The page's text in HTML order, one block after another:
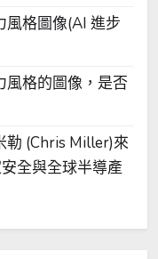
格圖像(AI 進步
格的圖像，是否
(Chris Miller)來
全與全球半導產